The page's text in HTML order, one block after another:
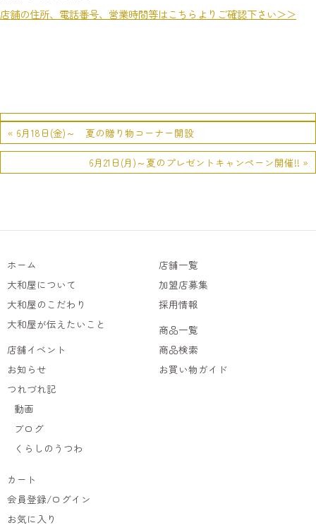
店舗の住所、電話番号、営業時間等はこちらよりご確認下さい＞＞
« 6月18日(金)～ 夏の贈り物コーナー開設
6月21日(月)～夏のプレゼントキャンペーン開催!! »
ホーム
大和屋について
大和屋のこだわり
大和屋が伝えたいこと
店舗イベント
お知らせ
つれづれ記
動画
ブログ
くらしのうつわ
店舗一覧
加盟店募集
採用情報
商品一覧
商品検索
お買い物ガイド
カート
会員登録/ログイン
お気に入り